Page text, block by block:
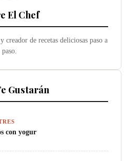
El Chef
creador de recetas deliciosas paso a
paso.
Gustarán
con yogur